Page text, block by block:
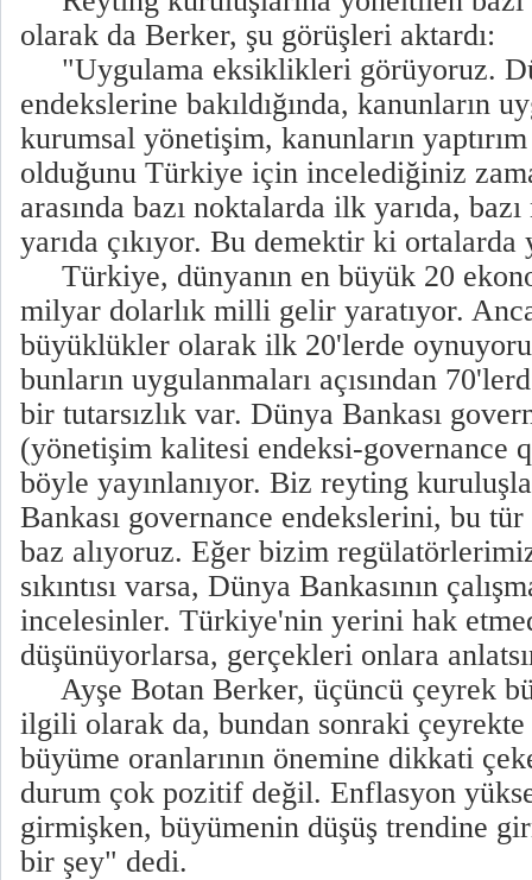
olarak da Berker, şu görüşleri aktardı:
"Uygulama eksiklikleri görüyoruz.
endekslerine bakıldığında, kanunların
kurumsal yönetişim, kanunların
olduğunu Türkiye için incelediğiniz
arasında bazı noktalarda ilk yarıda,
yarıda çıkıyor. Bu demektir ki ortalarda
Türkiye, dünyanın en büyük 20
milyar dolarlık milli gelir yaratıyor.
büyüklükler olarak ilk 20'lerde
bunların uygulanmaları açısından
bir tutarsızlık var. Dünya Bankası
(yönetişim kalitesi endeksi-governance
böyle yayınlanıyor. Biz reyting
Bankası governance endekslerini, bu
baz alıyoruz. Eğer bizim
sıkıntısı varsa, Dünya Bankasının
incelesinler. Türkiye'nin yerini hak
düşünüyorlarsa, gerçekleri onlara
Ayşe Botan Berker, üçüncü çeyrek
ilgili olarak da, bundan sonraki çeyrekte
büyüme oranlarının önemine dikkati
durum çok pozitif değil. Enflasyon
girmişken, büyümenin düşüş trendine
bir şey" dedi.